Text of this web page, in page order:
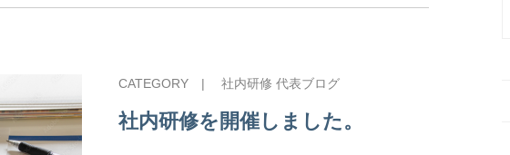
CATEGORY | 社内研修 代表ブログ
社内研修を開催しました。